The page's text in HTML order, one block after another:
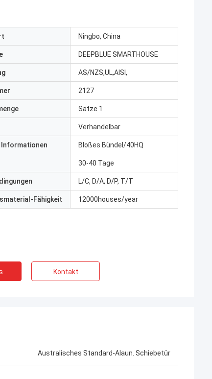
Ningbo, China
DEEPBLUE SMARTHOUSE
AS/NZS,UL,AISI,
2127
Sätze 1
Verhandelbar
Informationen Bloßes Bündel/40HQ
30-40 Tage
L/C, D/A, D/P, T/T
Fähigkeit 12000houses/year
Kontakt
Australisches Standard-Alaun. Schiebetür